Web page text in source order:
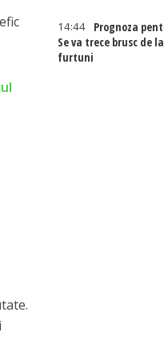
14:44
Prognoza
Se va trece brusc de
furtuni